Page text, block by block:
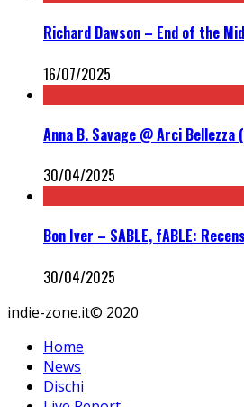
Richard Dawson – End of the
16/07/2025
Anna B. Savage @ Arci
30/04/2025
Bon Iver – SABLE, fABLE:
30/04/2025
indie-zone.it© 2020
Home
News
Dischi